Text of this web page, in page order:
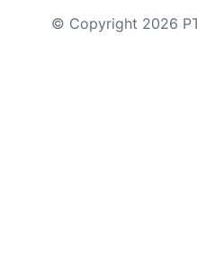
© Copyright 2026